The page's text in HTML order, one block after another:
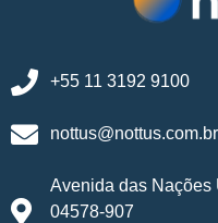
+55 11 3192 9100
nottus@nottus.com.br
Avenida das Nações
04578-907